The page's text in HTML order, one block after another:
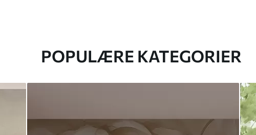
POPULÆRE KATEGORIER